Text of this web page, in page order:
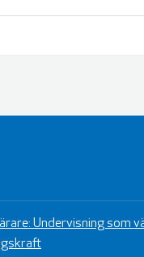
Undervisning som